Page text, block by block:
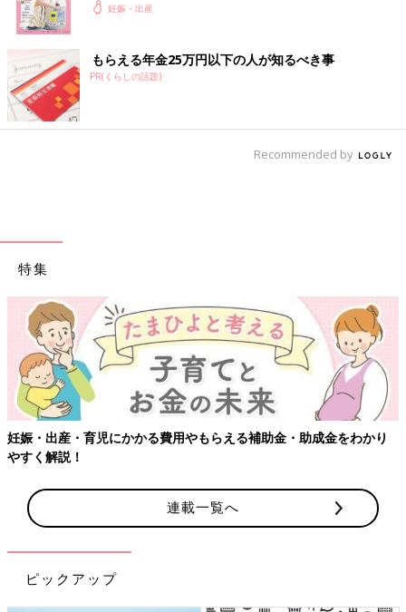
妊娠・出産
もらえる年金25万円以下の人が知るべき事
PR(くらしの話題)
Recommended by
特集
妊娠・出産・育児にかかる費用やもらえる補助金・助成金をわかり
やすく解説！
連載一覧へ
ピックアップ